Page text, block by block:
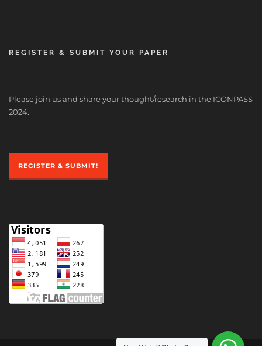
REGISTER & SUBMIT YOUR PAPER
Please join us and share your thought/research in the ICONPASS
2024.
REGISTER & SUBMIT!